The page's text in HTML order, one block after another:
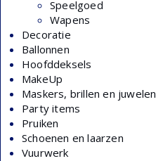
Speelgoed
Wapens
Decoratie
Ballonnen
Hoofddeksels
MakeUp
Maskers, brillen en juwelen
Party items
Pruiken
Schoenen en laarzen
Vuurwerk